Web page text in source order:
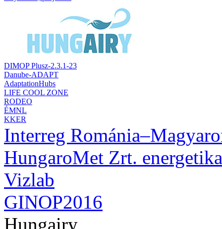
DIMOP Plusz-2.3.1-23
Danube-ADAPT
AdaptationHubs
LIFE COOL ZONE
RODEO
ÉMNL
KKER
Interreg
HungaroMet Zrt.
Vizlab
GINOP2016
Hungairy